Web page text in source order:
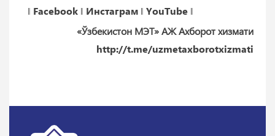
‖ Facebook ‖ Инстаграм ‖ YouTube ‖
«Ўзбекистон МЭТ» АЖ Ахборот хизмати
http://t.me/uzmetaxborotxizmati